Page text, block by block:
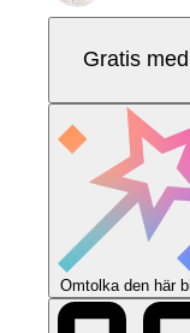
Gratis
Omtolka den här